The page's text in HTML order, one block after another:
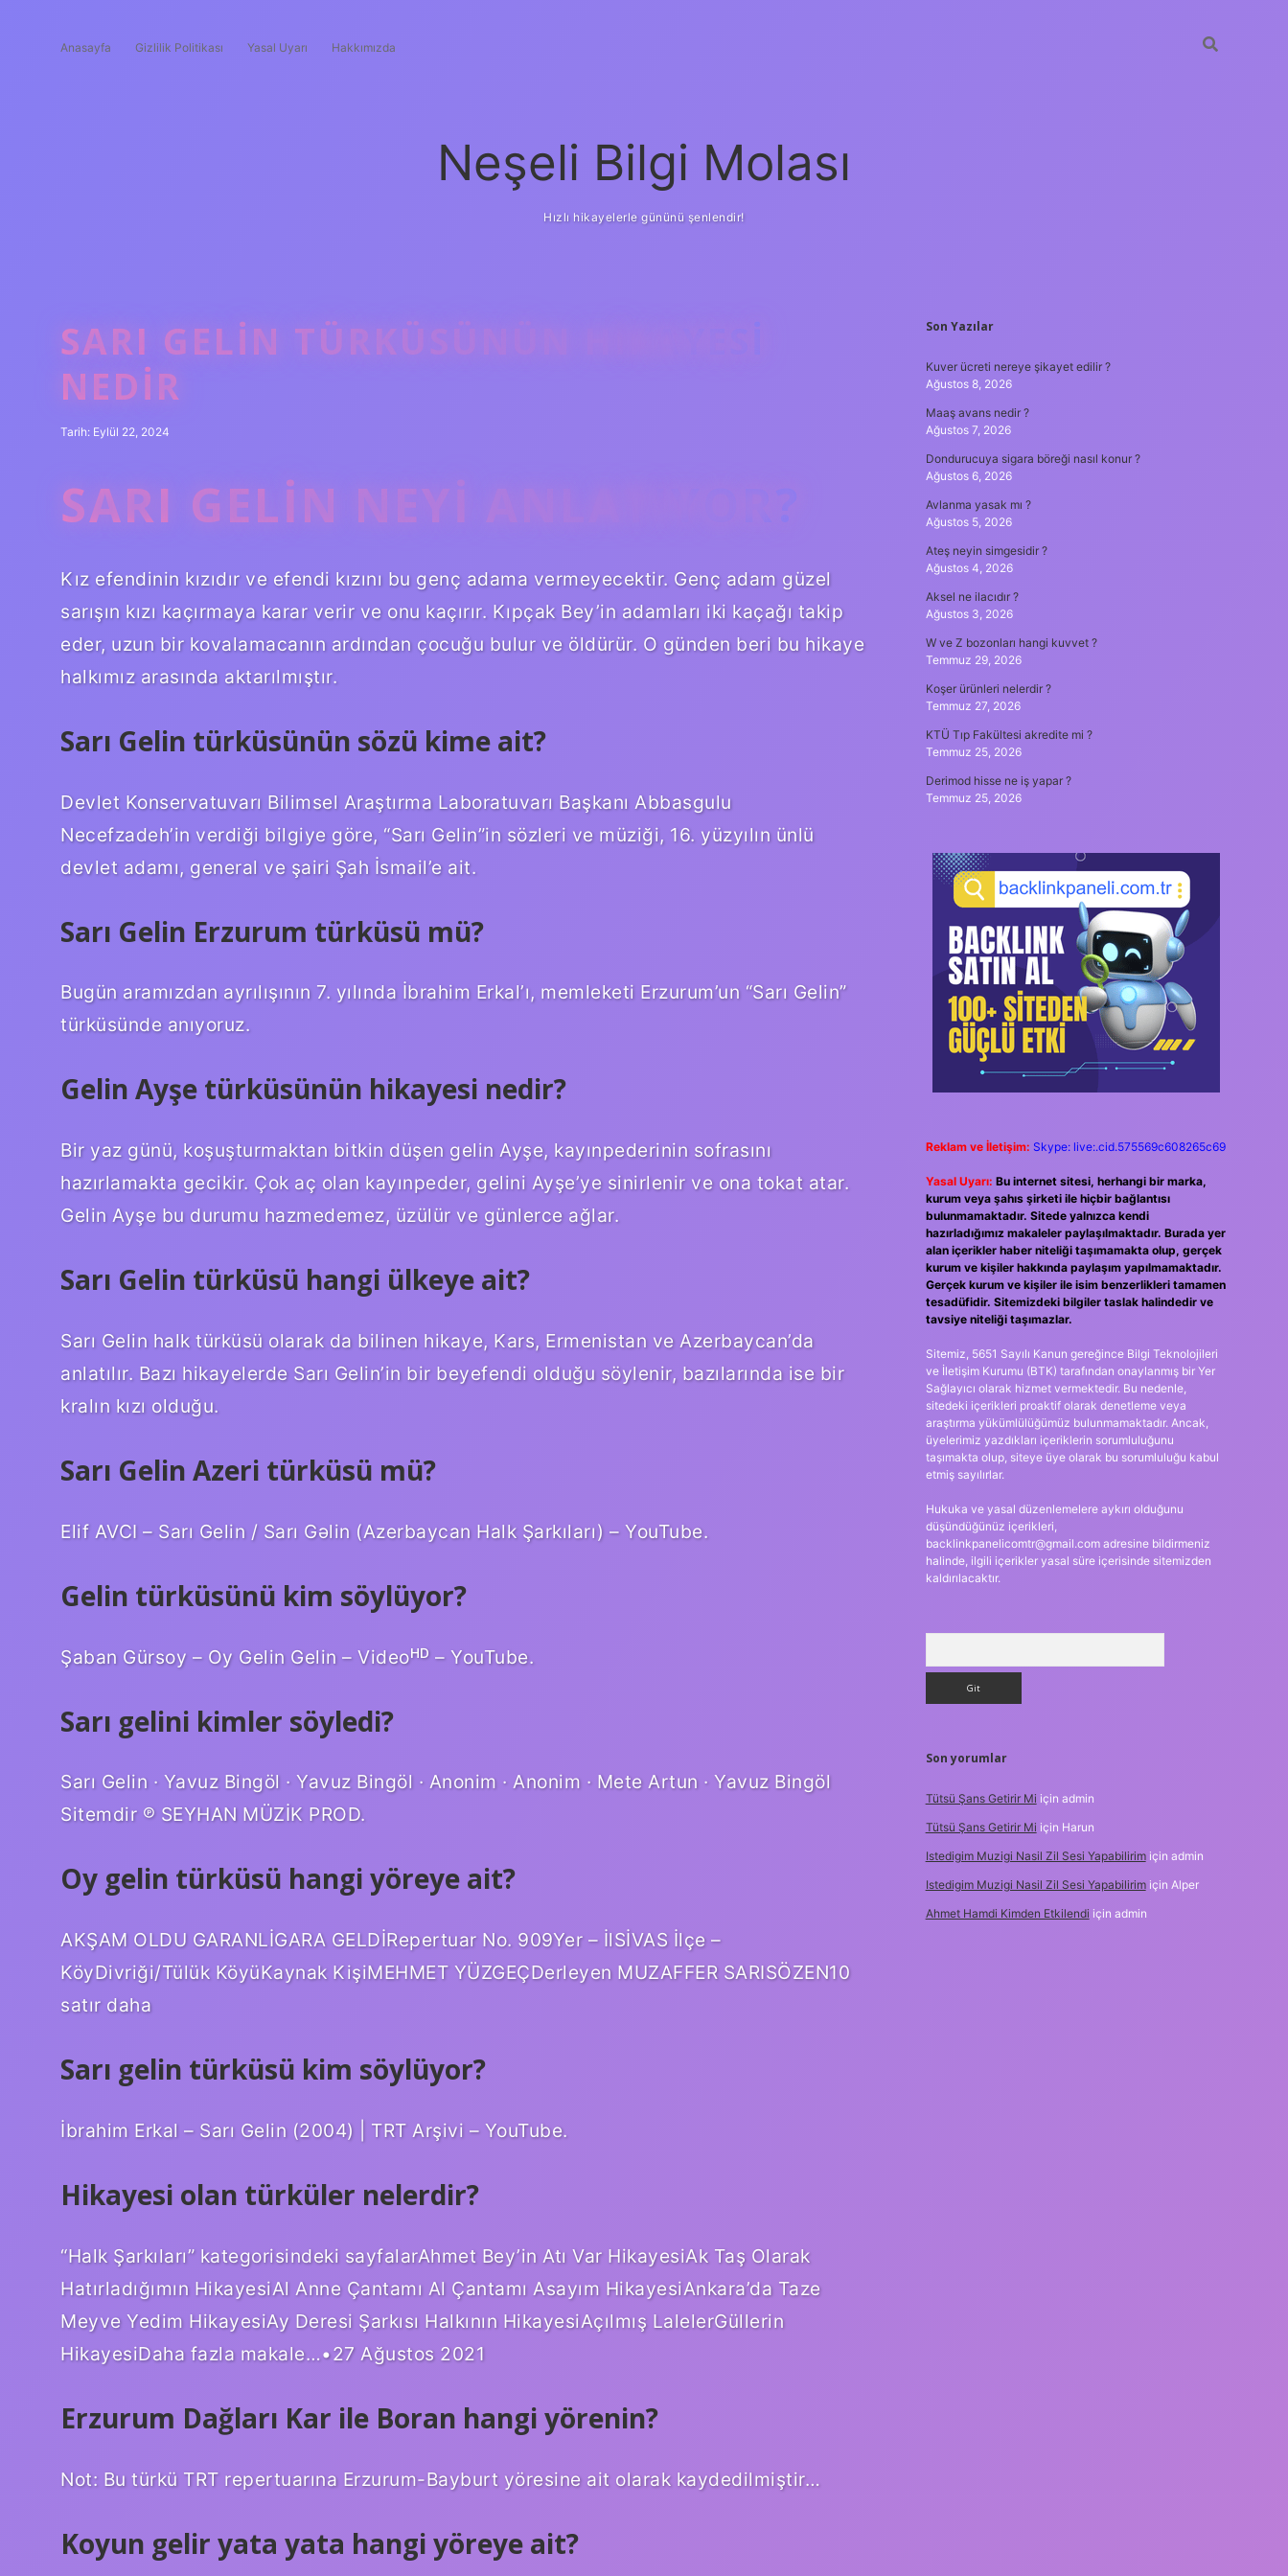
Anasayfa Gizlilik Politikası Yasal Uyarı Hakkımızda
Neşeli Bilgi Molası
Hızlı hikayelerle gününü şenlendir!
SARI GELIN TÜRKÜSÜNÜN HIKAYESI
NEDIR
Tarih: Eylül 22, 2024
SARI GELIN NEYI ANLATIYOR?
Kız efendinin kızıdır ve efendi kızını bu genç adama vermeyecektir. Genç adam güzel
sarışın kızı kaçırmaya karar verir ve onu kaçırır. Kıpçak Bey’in adamları iki kaçağı takip
eder, uzun bir kovalamacanın ardından çocuğu bulur ve öldürür. O günden beri bu hikaye
halkımız arasında aktarılmıştır.
Sarı Gelin türküsünün sözü kime ait?
Devlet Konservatuvarı Bilimsel Araştırma Laboratuvarı Başkanı Abbasgulu
Necefzadeh’in verdiği bilgiye göre, “Sarı Gelin”in sözleri ve müziği, 16. yüzyılın ünlü
devlet adamı, general ve şairi Şah İsmail’e ait.
Sarı Gelin Erzurum türküsü mü?
Bugün aramızdan ayrılışının 7. yılında İbrahim Erkal’ı, memleketi Erzurum’un “Sarı Gelin”
türküsünde anıyoruz.
Gelin Ayşe türküsünün hikayesi nedir?
Bir yaz günü, koşuşturmaktan bitkin düşen gelin Ayşe, kayınpederinin sofrasını
hazırlamakta gecikir. Çok aç olan kayınpeder, gelini Ayşe’ye sinirlenir ve ona tokat atar.
Gelin Ayşe bu durumu hazmedemez, üzülür ve günlerce ağlar.
Sarı Gelin türküsü hangi ülkeye ait?
Sarı Gelin halk türküsü olarak da bilinen hikaye, Kars, Ermenistan ve Azerbaycan’da
anlatılır. Bazı hikayelerde Sarı Gelin’in bir beyefendi olduğu söylenir, bazılarında ise bir
kralın kızı olduğu.
Sarı Gelin Azeri türküsü mü?
Elif AVCI – Sarı Gelin / Sarı Gəlin (Azerbaycan Halk Şarkıları) – YouTube.
Gelin türküsünü kim söylüyor?
Şaban Gürsoy – Oy Gelin Gelin – Videoᴴᴰ – YouTube.
Sarı gelini kimler söyledi?
Sarı Gelin · Yavuz Bingöl · Yavuz Bingöl · Anonim · Anonim · Mete Artun · Yavuz Bingöl
Sitemdir ℗ SEYHAN MÜZİK PROD.
Oy gelin türküsü hangi yöreye ait?
AKŞAM OLDU GARANLİGARA GELDİRepertuar No. 909Yer – İlSİVAS İlçe –
KöyDivriği/Tülük KöyüKaynak KişiMEHMET YÜZGEÇDerleyen MUZAFFER SARISÖZEN10
satır daha
Sarı gelin türküsü kim söylüyor?
İbrahim Erkal – Sarı Gelin (2004) | TRT Arşivi – YouTube.
Hikayesi olan türküler nelerdir?
“Halk Şarkıları” kategorisindeki sayfalarAhmet Bey’in Atı Var HikayesiAk Taş Olarak
Hatırladığımın HikayesiAl Anne Çantamı Al Çantamı Asayım HikayesiAnkara’da Taze
Meyve Yedim HikayesiAy Deresi Şarkısı Halkının HikayesiAçılmış LalelerGüllerin
HikayesiDaha fazla makale…•27 Ağustos 2021
Erzurum Dağları Kar ile Boran hangi yörenin?
Not: Bu türkü TRT repertuarına Erzurum-Bayburt yöresine ait olarak kaydedilmiştir…
Koyun gelir yata yata hangi yöreye ait?
SIDEBAR
Son Yazılar
Kuver ücreti nereye şikayet edilir ?
Ağustos 8, 2026
Maaş avans nedir ?
Ağustos 7, 2026
Dondurucuya sigara böreği nasıl konur ?
Ağustos 6, 2026
Avlanma yasak mı ?
Ağustos 5, 2026
Ateş neyin simgesidir ?
Ağustos 4, 2026
Aksel ne ilacıdır ?
Ağustos 3, 2026
W ve Z bozonları hangi kuvvet ?
Temmuz 29, 2026
Koşer ürünleri nelerdir ?
Temmuz 27, 2026
KTÜ Tıp Fakültesi akredite mi ?
Temmuz 25, 2026
Derimod hisse ne iş yapar ?
Temmuz 25, 2026
Reklam ve İletişim: Skype: live:.cid.575569c608265c69
Yasal Uyarı: Bu internet sitesi, herhangi bir marka,
kurum veya şahıs şirketi ile hiçbir bağlantısı
bulunmamaktadır. Sitede yalnızca kendi
hazırladığımız makaleler paylaşılmaktadır. Burada yer
alan içerikler haber niteliği taşımamakta olup, gerçek
kurum ve kişiler hakkında paylaşım yapılmamaktadır.
Gerçek kurum ve kişiler ile isim benzerlikleri tamamen
tesadüfidir. Sitemizdeki bilgiler taslak halindedir ve
tavsiye niteliği taşımazlar.
Sitemiz, 5651 Sayılı Kanun gereğince Bilgi Teknolojileri
ve İletişim Kurumu (BTK) tarafından onaylanmış bir Yer
Sağlayıcı olarak hizmet vermektedir. Bu nedenle,
sitedeki içerikleri proaktif olarak denetleme veya
araştırma yükümlülüğümüz bulunmamaktadır. Ancak,
üyelerimiz yazdıkları içeriklerin sorumluluğunu
taşımakta olup, siteye üye olarak bu sorumluluğu kabul
etmiş sayılırlar.
Hukuka ve yasal düzenlemelere aykırı olduğunu
düşündüğünüz içerikleri,
backlinkpanelicomtr@gmail.comadresine bildirmeniz
halinde, ilgili içerikler yasal süre içerisinde sitemizden
kaldırılacaktır.
Son yorumlar
Tütsü Şans Getirir Mi için admin
Tütsü Şans Getirir Mi için Harun
Istedigim Muzigi Nasil Zil Sesi Yapabilirimiçin admin
Istedigim Muzigi Nasil Zil Sesi Yapabilirimiçin Alper
Ahmet Hamdi Kimden Etkilendi için admin